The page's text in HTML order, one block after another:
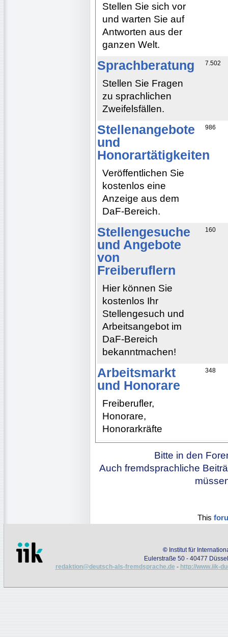
Stellen Sie sich vor
und warten Sie auf
Antworten aus der
ganzen Welt.
7.502
Sprachberatung
Stellen Sie Fragen
zu sprachlichen
Zweifelsfällen.
986
Stellenangebote
und
Honorartätigkeiten
Veröffentlichen Sie
kostenlos eine
Anzeige aus dem
DaF-Bereich.
160
Stellengesuche
und Angebote
von
Freiberuflern
Hier können Sie
kostenlos Ihr
Stellengesuch und
Arbeitsangebot im
DaF-Bereich
bekanntmachen!
348
Arbeitsmarkt
und Honorare
Freiberufler,
Honorare,
Honorarkräfte
Bitte in den
Auch fremdsprachliche
This
© Institut für
Eulerstraße 50 - 40477
redaktion@deutsch-als-fremdsprache.de - http://www.iik-